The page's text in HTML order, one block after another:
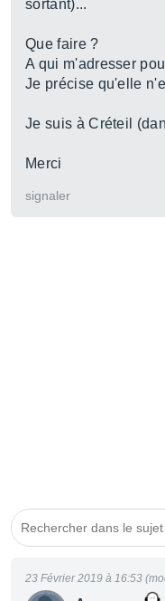
sortant)...
Que faire ?
A qui m'adresser
Je précise qu'elle
Je suis à Créteil
Merci
signaler
23 Février 2019 à 16:53